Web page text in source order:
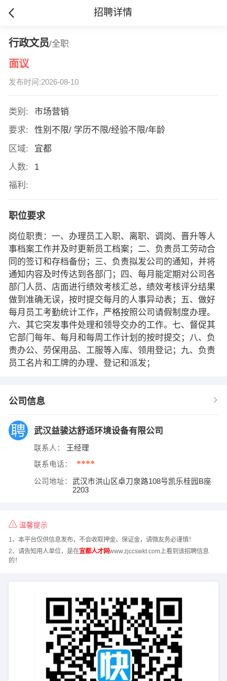
招聘详情
行政文员/全职
面议
发布时间:2026-08-10
类别:
市场营销
要求:
性别不限/ 学历不限/经验不限/年龄
区域:
宜都
人数:
1
福利:
职位要求
岗位职责：一、办理员工入职、离职、调岗、晋升等人
事档案工作并及时更新员工档案；二、负责员工劳动合
同的签订和存档备份；三、负责拟发公司的通知，并将
通知内容及时传达到各部门；四、每月能定期对公司各
部门人员、店面进行绩效考核汇总，绩效考核评分结果
做到准确无误，按时提交每月的人事异动表；五、做好
每月员工考勤统计工作，严格按照公司请假制度办理。
六、其它突发事件处理和领导交办的工作。七、督促其
它部门每年、每月和每周工作计划的按时提交；八、负
责办公、劳保用品、工服等入库、领用登记；九、负责
员工名片和工牌的办理、登记和派发；
公司信息
武汉益骏达舒适环境设备有限公司
联系人： 王经理
联系电话： ****
公司地址：
武汉市洪山区卓刀泉路108号凯乐桂园B座
2203
温馨提示
1、本平台仅供信息发布，不会收取押金、保证金，请微友务必谨慎！
2、请告知用人单位，是在宜都人才网www.zjccswkt.com上看到该招聘信息
的！